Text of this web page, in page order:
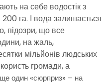
на себе водостік з
га. І вода залишається
підозри, що все
на жаль,
мільйонів людських
громади, а
один «сюрприз» – на